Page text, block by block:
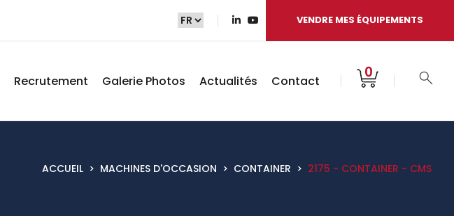
ACCUEIL > MACHINES D'OCCASION > CONTAINER > 2175 - CONTAINER - CMS
VENDRE MES ÉQUIPEMENTS
Recrutement Galerie Photos Actualités Contact 0